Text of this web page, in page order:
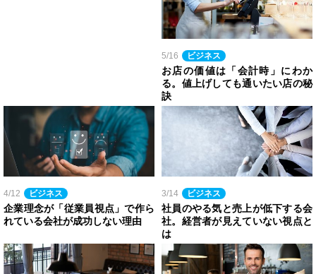
5/16 ビジネス
お店の価値は「会計時」にわか
る。値上げしても通いたい店の秘
訣
4/12 ビジネス
企業理念が「従業員視点」で作ら
れている会社が成功しない理由
3/14 ビジネス
社員のやる気と売上が低下する会
社。経営者が見えていない視点と
は